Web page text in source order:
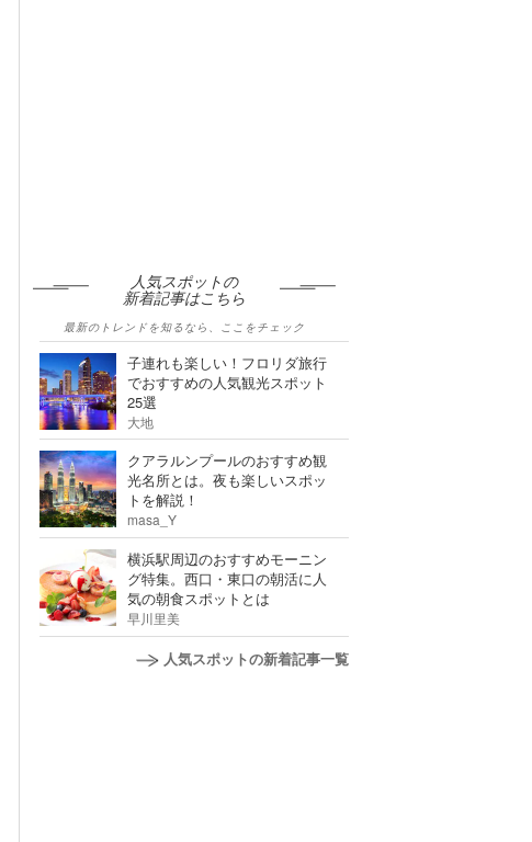
人気スポットの
新着記事はこちら
最新のトレンドを知るなら、ここをチェック
子連れも楽しい！フロリダ旅行
でおすすめの人気観光スポット
25選
大地
クアラルンプールのおすすめ観
光名所とは。夜も楽しいスポッ
トを解説！
masa_Y
横浜駅周辺のおすすめモーニン
グ特集。西口・東口の朝活に人
気の朝食スポットとは
早川里美
人気スポットの新着記事一覧